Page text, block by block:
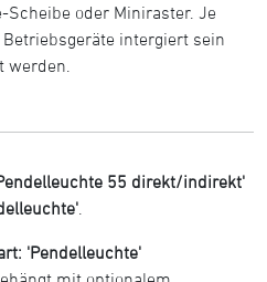
Scheibe oder Miniraster. Je
intergiert sein
werden.
55 direkt/indirekt'
'Pendelleuchte'